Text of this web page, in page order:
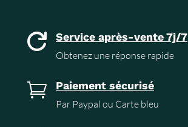
 Service après-vente 7j/7
Obtenez une réponse rapide
 Paiement sécurisé
Par Paypal ou Carte bleu